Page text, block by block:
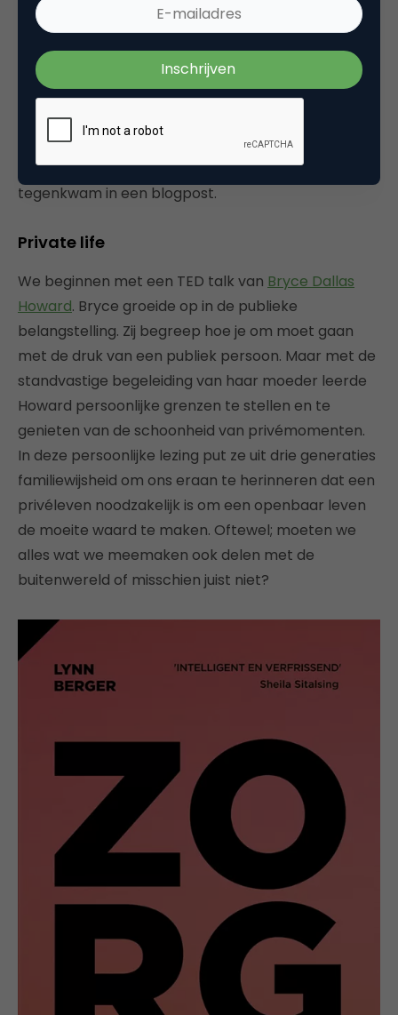
#8,9 en 10Food for thought
Dit is de laatste nieuwsupdate voor de vakantie. 4
September zijn we weer terug. In tekst en natuurlijk
op de zondagochtend live in onze Clubhouse. Een
mooi moment om af te sluiten met wat mooie
verhalen en een inzicht dat ik deze week
tegenkwam in een blogpost.
Private life
We beginnen met een TED talk van Bryce Dallas
Howard. Bryce groeide op in de publieke
belangstelling. Zij begreep hoe je om moet gaan
met de druk van een publiek persoon. Maar met de
standvastige begeleiding van haar moeder leerde
Howard persoonlijke grenzen te stellen en te
genieten van de schoonheid van privémomenten.
In deze persoonlijke lezing put ze uit drie generaties
familiewijsheid om ons eraan te herinneren dat een
privéleven noodzakelijk is om een openbaar leven
de moeite waard te maken. Oftewel; moeten we
alles wat we meemaken ook delen met de
buitenwereld of misschien juist niet?